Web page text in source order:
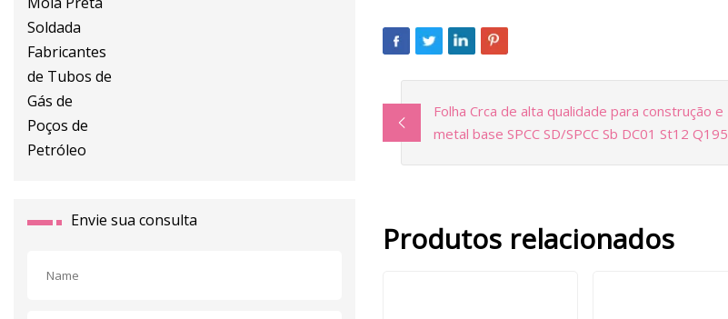
Envie sua consulta
Folha Crca de alta qualidade para construção e
metal base SPCC SD/SPCC Sb DC01 St12 Q195
Produtos relacionados